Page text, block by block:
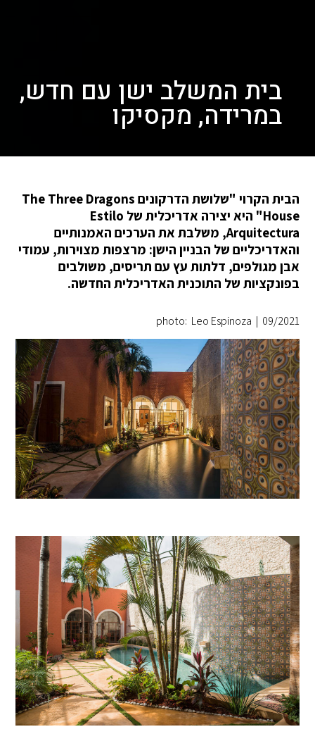
בית המשלב ישן עם חדש,
במרידה, מקסיקו
הבית הקרוי "שלושת הדרקונים The Three Dragons
House" היא יצירה אדריכלית של Estilo
Arquitectura, משלבת את הערכים האמנותיים
והאדריכליים של הבניין הישן: מרצפות מצוירות, עמודי
אבן מגולפים, דלתות עץ עם תריסים, משולבים
בפונקציות של התוכנית האדריכלית החדשה.
09/2021
|
photo: Leo Espinoza